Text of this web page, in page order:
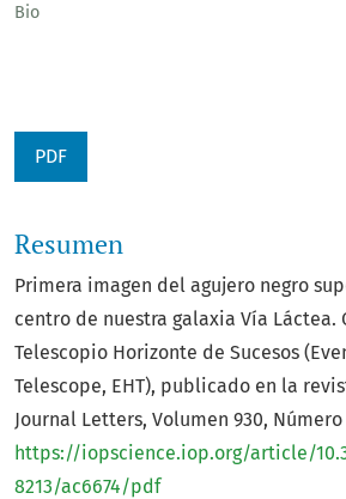
Bio
PDF
Resumen
Primera imagen del agujero negro
centro de nuestra galaxia Vía Láctea.
Telescopio Horizonte de Sucesos
Telescope, EHT), publicado en la
Journal Letters, Volumen 930, Número
https://iopscience.iop.org/article/
8213/ac6674/pdf